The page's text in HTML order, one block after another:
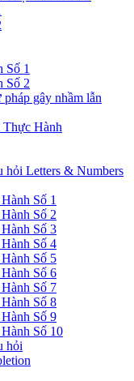
Số 1
Số 2
gây nhầm lẫn
Thực Hành
hỏi Letters & Numbers
Số 1
Số 2
Số 3
Số 4
Số 5
Số 6
Số 7
Số 8
Số 9
Số 10
hỏi